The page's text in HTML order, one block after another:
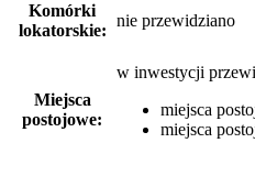
Komórki
lokatorskie:
nie przewidziano
Miejsca
postojowe:
w inwestycji
miejsca
miejsca